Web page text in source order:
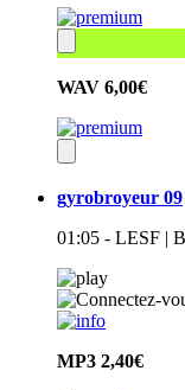
WAV 6,00€
gyrobroyeur 09
01:05 - LESF |
MP3 2,40€